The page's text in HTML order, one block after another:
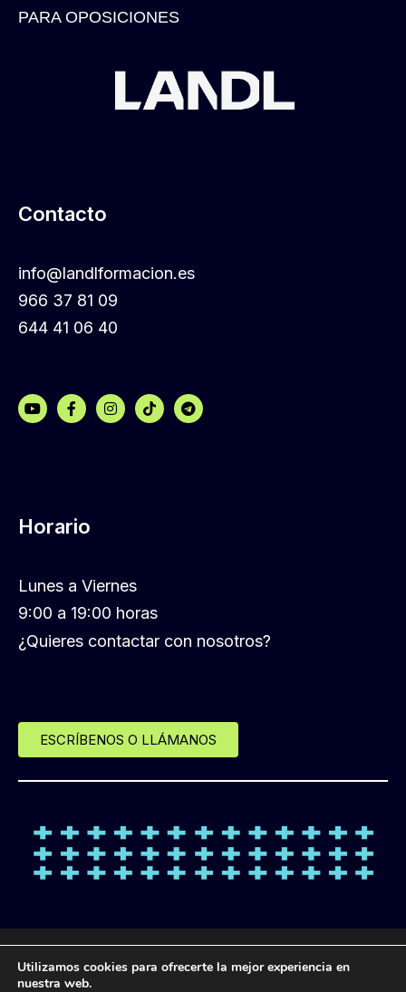
PARA OPOSICIONES
Contacto
info@landlformacion.es
966 37 81 09
644 41 06 40
Horario
Lunes a Viernes
9:00 a 19:00 horas
¿Quieres contactar con nosotros?
ESCRÍBENOS O LLÁMANOS
© Desde 2013 LANDL FORMACIÓN
Utilizamos cookies para ofrecerte la mejor experiencia en
nuestra web.